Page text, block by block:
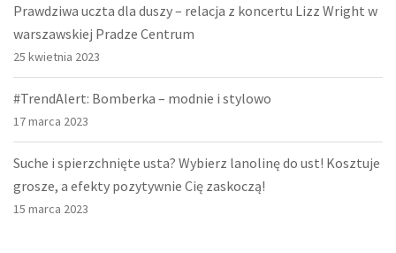
Prawdziwa uczta dla duszy – relacja z koncertu Lizz Wright w
warszawskiej Pradze Centrum
25 kwietnia 2023
#TrendAlert: Bomberka – modnie i stylowo
17 marca 2023
Suche i spierzchnięte usta? Wybierz lanolinę do ust! Kosztuje
grosze, a efekty pozytywnie Cię zaskoczą!
15 marca 2023